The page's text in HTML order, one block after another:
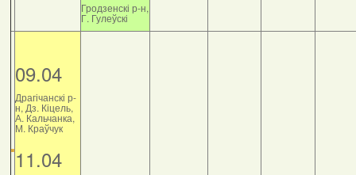
Гродзенскі р-н,
Г. Гулеўскі
09.04
Драгічанскі р-
н, Дз. Кіцель,
А. Кальчанка,
М. Краўчук
11.04